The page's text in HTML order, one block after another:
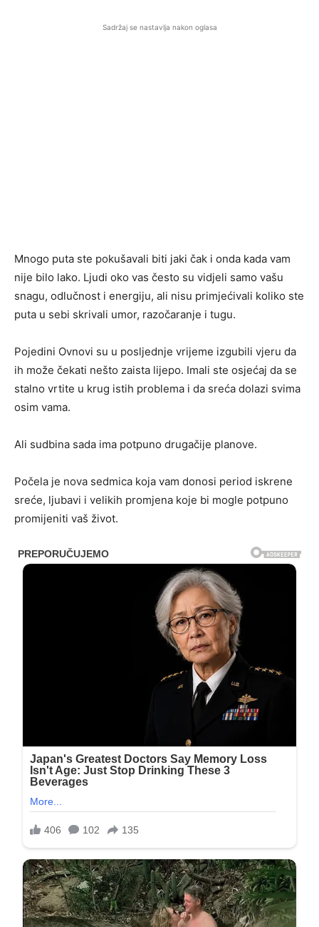
Sadržaj se nastavlja nakon oglasa
Mnogo puta ste pokušavali biti jaki čak i onda kada vam
nije bilo lako. Ljudi oko vas često su vidjeli samo vašu
snagu, odlučnost i energiju, ali nisu primjećivali koliko ste
puta u sebi skrivali umor, razočaranje i tugu.
Pojedini Ovnovi su u posljednje vrijeme izgubili vjeru da
ih može čekati nešto zaista lijepo. Imali ste osjećaj da se
stalno vrtite u krug istih problema i da sreća dolazi svima
osim vama.
Ali sudbina sada ima potpuno drugačije planove.
Počela je nova sedmica koja vam donosi period iskrene
sreće, ljubavi i velikih promjena koje bi mogle potpuno
promijeniti vaš život.